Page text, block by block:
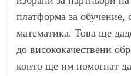
платформа за обучение,
математика. Това ще
до висококачествени
които ще им помогнат